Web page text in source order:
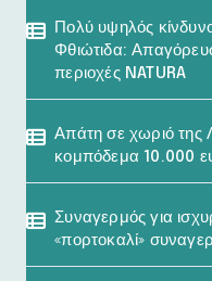
Πολύ υψηλός
Φθιώτιδα:
περιοχές NATURA
Απάτη σε χωριό της
κομπόδεμα 10.000
Συναγερμός για
«πορτοκαλί»